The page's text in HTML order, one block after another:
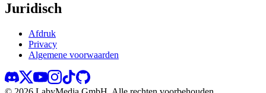
Juridisch
Afdruk
Privacy
Algemene voorwaarden